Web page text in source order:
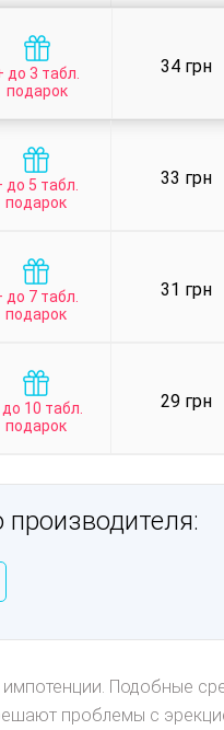
до 3 табл.
подарок
34 грн
до 5 табл.
подарок
33 грн
до 7 табл.
подарок
31 грн
10 табл.
подарок
29 грн
производителя:
Подобные
проблемы с